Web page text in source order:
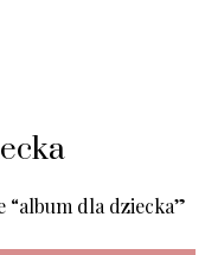
“album dla dziecka”